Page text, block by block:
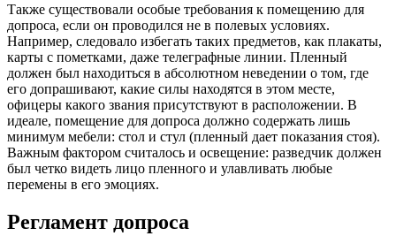
Также существовали особые требования к помещению для
допроса, если он проводился не в полевых условиях.
Например, следовало избегать таких предметов, как плакаты,
карты с пометками, даже телеграфные линии. Пленный
должен был находиться в абсолютном неведении о том, где
его допрашивают, какие силы находятся в этом месте,
офицеры какого звания присутствуют в расположении. В
идеале, помещение для допроса должно содержать лишь
минимум мебели: стол и стул (пленный дает показания стоя).
Важным фактором считалось и освещение: разведчик должен
был четко видеть лицо пленного и улавливать любые
перемены в его эмоциях.
Регламент допроса